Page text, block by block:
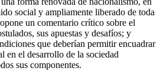
social y ampliamente liberado de toda
un comentario crítico sobre el
sus apuestas y desafíos; y
que deberían permitir encuadrar
en el desarrollo de la sociedad
sus componentes.